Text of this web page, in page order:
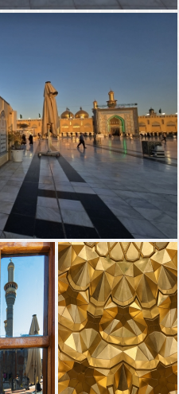
صحن الامامين
صحن الامامين